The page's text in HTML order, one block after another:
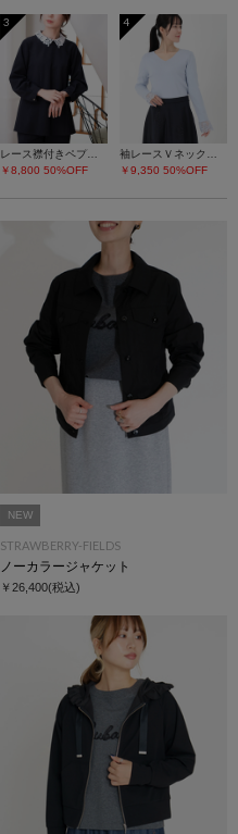
3
レース襟付きペプラムプルオーバー
￥8,800 50%OFF
4
袖レースＶネックニット
￥9,350 50%OFF
NEW
STRAWBERRY-FIELDS
ノーカラージャケット
￥26,400(税込)